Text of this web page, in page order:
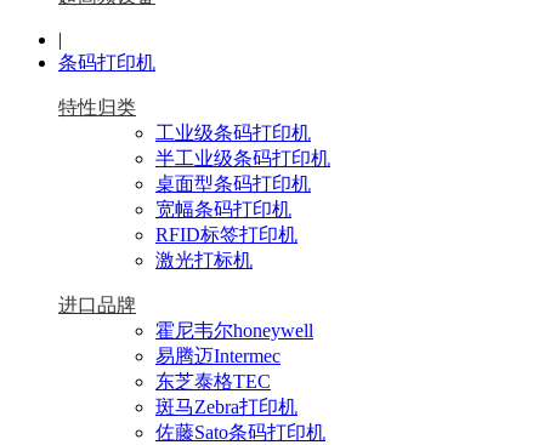
|
条码打印机
特性归类
工业级条码打印机
半工业级条码打印机
桌面型条码打印机
宽幅条码打印机
RFID标签打印机
激光打标机
进口品牌
霍尼韦尔honeywell
易腾迈Intermec
东芝泰格TEC
斑马Zebra打印机
佐藤Sato条码打印机